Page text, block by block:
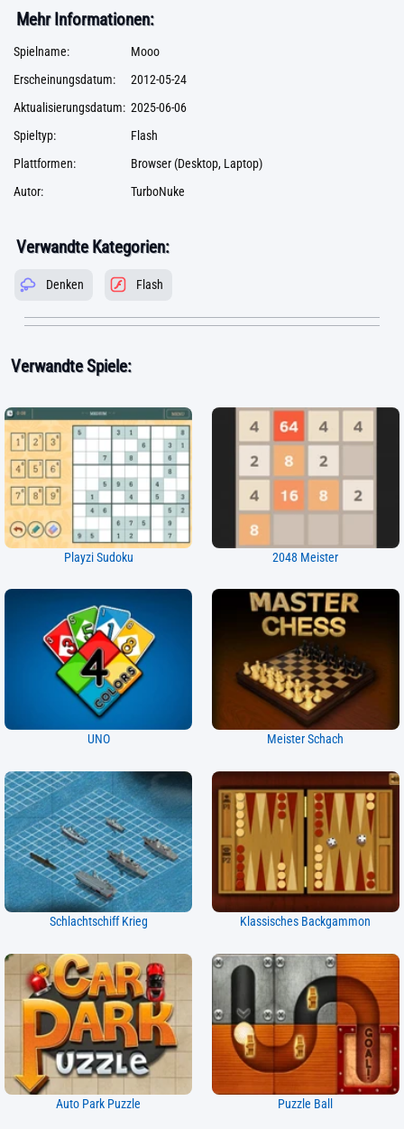
Mehr Informationen:
Spielname:
Mooo
Erscheinungsdatum:
2012-05-24
Aktualisierungsdatum: 2025-06-06
Spieltyp:
Flash
Plattformen:
Browser (Desktop, Laptop)
Autor:
TurboNuke
Verwandte Kategorien:
Denken Flash
Verwandte Spiele:
Playzi Sudoku 2048 Meister
UNO Meister Schach
Schlachtschiff Krieg Klassisches Backgammon
Auto Park Puzzle Puzzle Ball